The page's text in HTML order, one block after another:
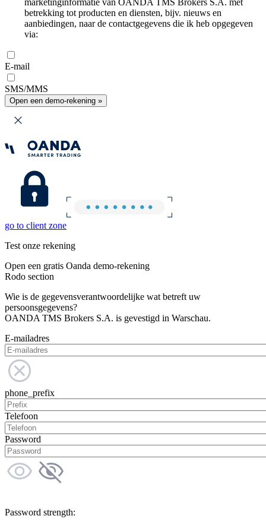
marketinginformatie van OANDA TMS Brokers S.A. met
betrekking tot producten en diensten, bijv. nieuws en
aanbiedingen, naar de contactgegevens die ik heb opgegeven
via:
E-mail
SMS/MMS
Open een demo-rekening »
go to client zone
Test onze rekening
Open een gratis Oanda demo-rekening
Rodo section
Wie is de gegevensverantwoordelijke wat betreft uw
persoonsgegevens?
OANDA TMS Brokers S.A. is gevestigd in Warschau.
E-mailadres
phone_prefix
Telefoon
Password
Password strength: